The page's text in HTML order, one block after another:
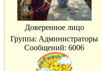
Доверенное лицо
Группа: Администраторы
Сообщений: 6006